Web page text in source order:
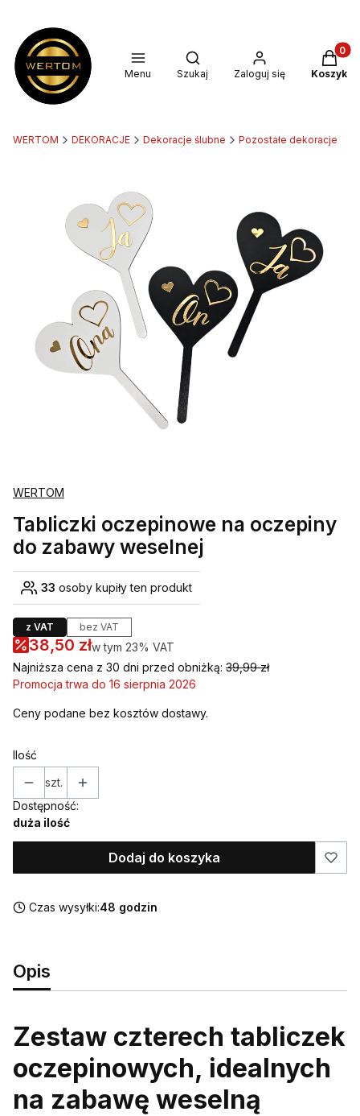
Menu
Otwórz wyszukiwarkę
Szukaj Zaloguj się Koszyk
WERTOM DEKORACJE Dekoracje ślubne Pozostałe dekoracje
WERTOM
Tabliczki oczepinowe na oczepiny
do zabawy weselnej
33 osoby kupiły ten produkt
z VAT bez VAT
38,50 złw tym 23% VAT
w tym 23% VAT
Najniższa cena z 30 dni przed obniżką: 39,99 zł
Promocja trwa do 16 sierpnia 2026
Ceny podane bez kosztów dostawy.
Ilość
szt.
Dostępność:
duża ilość
Dodaj do koszyka
Czas wysyłki:48 godzin
Opis
Zestaw czterech tabliczek
oczepinowych, idealnych
na zabawę weselną